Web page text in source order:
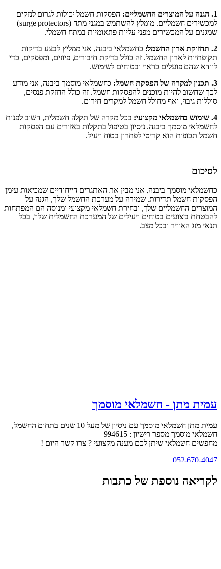
1. הגנה על המוצרים החשמליים:
הפסקות חשמל יכולות לגרום לנזקים
למכשירים חשמליים. מומלץ להשתמש במגני מתח (surge protectors)
שמגנים על המכשירים מפני עליות פתאומיות במתח חשמלי.
2. תחזוקת ארון החשמל:
כחשמלאי ביבנה, אני ממליץ לבצע בדיקות
תקופתיות לארון החשמל. זה כולל בדיקת חיבורים, פיוזים, ומפסקים, כדי
לוודא שהם פועלים כראוי ובטוחים לשימוש.
3. תכנון למקרה של הפסקת חשמל:
כחשמלאי מוסמך ביבנה, אני מודע
לכך שחשוב להיות מוכנים להפסקות חשמל. זה כולל החזקת פנסים,
סוללות גיבוי, ואף מחולל חשמל למקרים חירום.
4. שימוש בחשמלאי מקצועי:
בכל מקרה של תקלה חשמלית, חשוב לפנות
לחשמלאי מוסמך ביבנה. ניסיון בטיפול בתקלות באזורים עם הפסקות
חשמל תכופות הוא קריטי לפתרון בטוח ויעיל.
לסיכום
כחשמלאי מוסמך ביבנה, אני מבין את האתגרים הייחודיים שמביאות עימן
הפסקות חשמל תדירות. שמירה על מערכת החשמל שלך, הגנה על
המוצרים החשמליים שלך, ובחירת חשמלאי מקצועי ומנוסה הם המפתחות
להבטחת ביצועים בטוחים ויעילים של המערכת החשמלית שלך, בכל
תנאי מזג האוויר ובכל מצב.
עמית מתן - חשמלאי מוסמך
עמית מתן חשמלאי מוסמך עם ניסיון של מעל 10 שנים בתחום החשמל,
חשמלאי מוסמך מספר רישיון : 994615
מחפשים חשמלאי שיתן לכם מענה מקצועי ? צרו קשר היום !
052-670-4047
לקריאה נוספת של כתבות